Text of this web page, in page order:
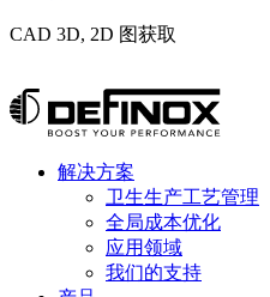
CAD 3D, 2D 图获取
3D,
2D
跳
转
Menu
解决方案
卫生生产工艺管理
全局成本优化
应用领域
我们的支持